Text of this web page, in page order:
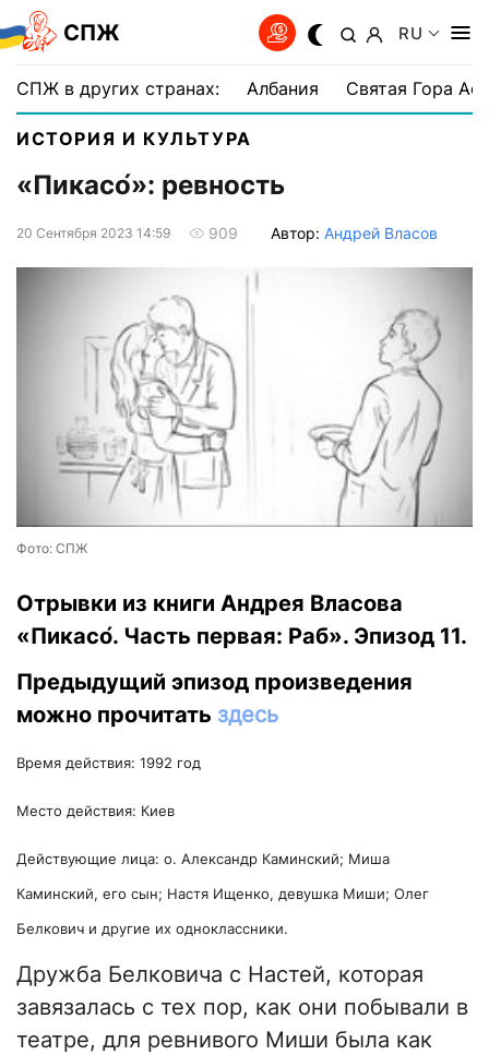
СПЖ RU
СПЖ в других странах: Албания Святая Гора
ИСТОРИЯ И КУЛЬТУРА
«Пикасо́»: ревность
20 Сентября 2023 14:59 909 Автор: Андрей Власов
Фото: СПЖ
Отрывки из книги Андрея Власова
«Пикасо́. Часть первая: Раб». Эпизод 11.
Предыдущий эпизод произведения
можно прочитать здесь
Время действия: 1992 год
Место действия: Киев
Действующие лица: о. Александр Каминский; Миша
Каминский, его сын; Настя Ищенко, девушка Миши; Олег
Белкович и другие их одноклассники.
Дружба Белковича с Настей, которая
завязалась с тех пор, как они побывали в
театре, для ревнивого Миши была как